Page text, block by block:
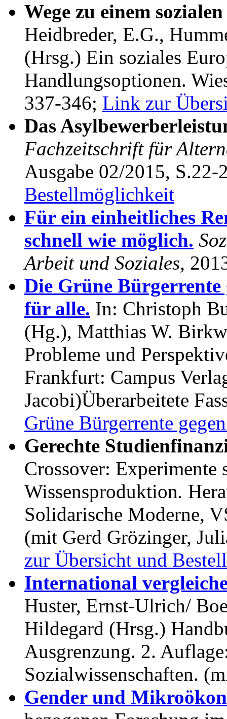
Wege zu einem
Heidbreder, E.G.,
(Hrsg.) Ein soziales
Handlungsoptionen.
337-346; Link zur
Das
Fachzeitschrift für
Ausgabe 02/2015,
Bestellmöglichkeit
Für ein einheitliches
schnell wie möglich.
Arbeit und Soziales,
Die Grüne
für alle. In: Christoph
(Hg.), Matthias W.
Probleme und
Frankfurt: Campus
Jacobi)Überarbeitete
Grüne Bürgerrente
Gerechte
Crossover: Experimente
Wissensproduktion.
Solidarische Moderne,
(mit Gerd Grözinger,
zur Übersicht und
International
Huster, Ernst-Ulrich/
Hildegard (Hrsg.)
Ausgrenzung. 2.
Sozialwissenschaften.
Gender und